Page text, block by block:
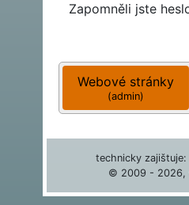
Zapomněli jste
Webové stránky
(admin)
technicky zajištuje:
© 2009 - 2026,